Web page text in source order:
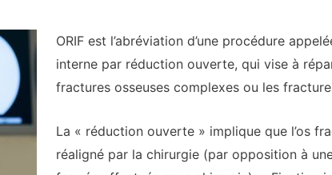
ORIF est l’abréviation d’une procédure
interne par réduction ouverte, qui vise à
fractures osseuses complexes ou les
La « réduction ouverte » implique que l’os
réaligné par la chirurgie (par opposition à